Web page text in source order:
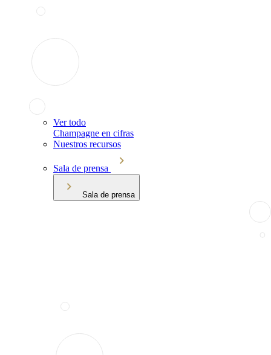
Ver todo
Champagne en cifras
Nuestros recursos
Sala de prensa
Sala de prensa